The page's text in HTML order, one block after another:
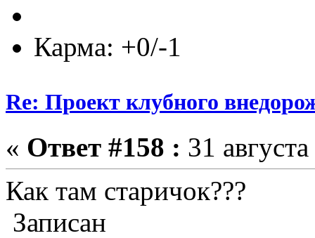
Карма: +0/-1
Re: Проект клубного
« Ответ #158 : 31
Как там старичок???
Записан